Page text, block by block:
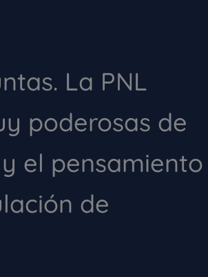
La PNL
poderosas de
el pensamiento
de